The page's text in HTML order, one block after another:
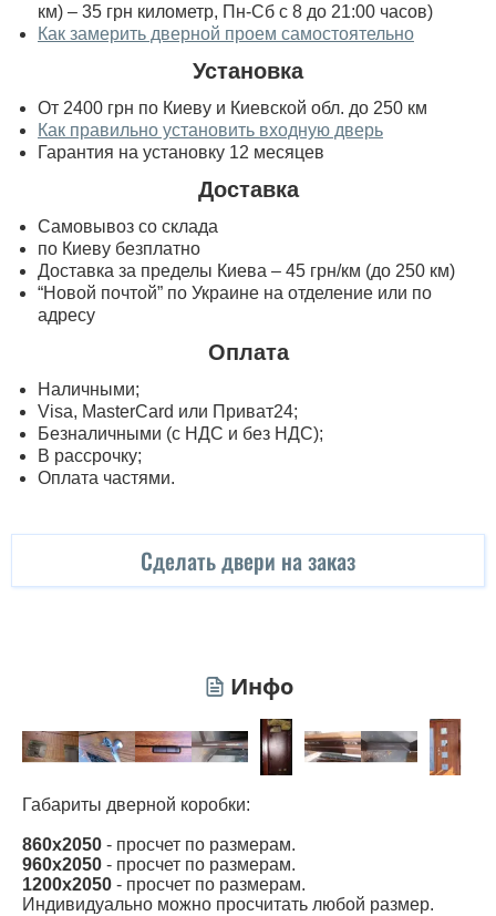
км) – 35 грн километр, Пн-Сб с 8 до 21:00 часов)
Как замерить дверной проем самостоятельно
Установка
От 2400 грн по Киеву и Киевской обл. до 250 км
Как правильно установить входную дверь
Гарантия на установку 12 месяцев
Доставка
Самовывоз со склада
по Киеву безплатно
Доставка за пределы Киева – 45 грн/км (до 250 км)
“Новой почтой” по Украине на отделение или по
адресу
Оплата
Наличными;
Visa, MasterСard или Приват24;
Безналичными (с НДС и без НДС);
В рассрочку;
Оплата частями.
Сделать двери на заказ
Инфо
Габариты дверной коробки:
860х2050 - просчет по размерам.
960х2050 - просчет по размерам.
1200х2050 - просчет по размерам.
Индивидуально можно просчитать любой размер.